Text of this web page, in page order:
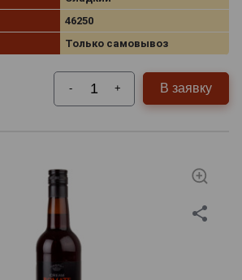
46250
Только самовывоз
- + В заявку